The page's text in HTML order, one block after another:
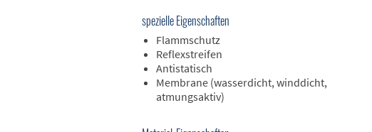
spezielle Eigenschaften
Flammschutz
Reflexstreifen
Antistatisch
Membrane (wasserdicht, winddicht,
atmungsaktiv)